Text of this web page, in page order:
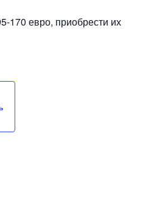
170 евро, приобрести их